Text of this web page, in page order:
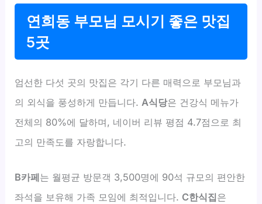
연희동 부모님 모시기 좋은 맛집
5곳
엄선한 다섯 곳의 맛집은 각기 다른 매력으로 부모님과
의 외식을 풍성하게 만듭니다. A식당은 건강식 메뉴가
전체의 80%에 달하며, 네이버 리뷰 평점 4.7점으로 최
고의 만족도를 자랑합니다.
B카페는 월평균 방문객 3,500명에 90석 규모의 편안한
좌석을 보유해 가족 모임에 최적입니다. C한식집은